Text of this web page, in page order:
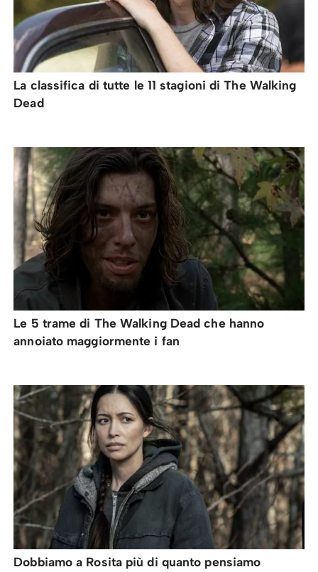
La classifica di tutte le 11 stagioni di The Walking
Dead
Le 5 trame di The Walking Dead che hanno
annoiato maggiormente i fan
Dobbiamo a Rosita più di quanto pensiamo